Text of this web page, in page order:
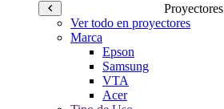
Proyectores
Ver todo en proyectores
Marca
Epson
Samsung
VTA
Acer